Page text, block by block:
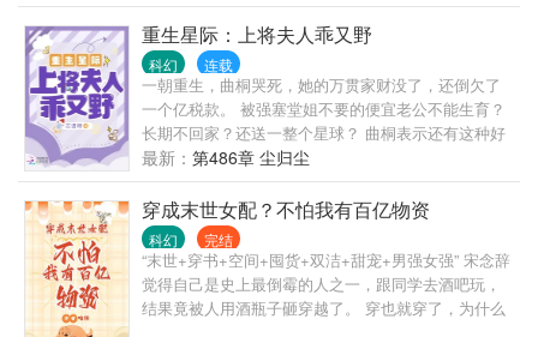
在于焚尸！ 而他，可以通过焚尸，获得尸体生前的属
性、技能、天赋等！ 拥有如此bug级的天赋，前世林
川还是陨落在了杀戮游戏的特殊玩法中！ 重活一世，
回到杀戮游戏降临，末世开启的那一刻！ 这一世，林
川不仅拥有bug级天赋，更是先知先觉，比其他所有人
掌握更多游戏规则，也比其他所有人，都更清楚杀戮
游戏真正的可怕之处！ 这一世，林川必将无敌！
重生星际：上将夫人乖又野
科幻 连载
一朝重生，曲桐哭死，她的万贯家财没了，还倒欠了
一个亿税款。 被强塞堂姐不要的便宜老公不能生育？
长期不回家？还送一整个星球？ 曲桐表示还有这种好
事？ 曲桐小心捂紧自己的满值生育值，敷衍又认真地
扮演大佬的小娇妻。 种植能量果蔬，定时投喂，顺带
爱屋及乌改善了整个小队伙食。 虫族来袭，殿下受
伤，旷课去度，呸！探望。 殿下太高冷，久撩不下，
上网搜攻略，顺带咨询了下离婚如何合理继承老公全
部财产。 隔天，司御霆看了眼热搜，再看一脸心虚的
小娇妻，笑了：“很难，毕竟我只是离婚了，不是死
了。” 人前乖乖巧巧，背后人事不干。 开店被举报，
最新： 第486章 尘归尘
穿成末世女配？不怕我有百亿物资
科幻 完结
“末世+穿书+空间+囤货+双洁+甜宠+男强女强” 宋念辞
觉得自己是史上最倒霉的人之一，跟同学去酒吧玩，
结果竟被人用酒瓶子砸穿越了。 穿也就穿了，为什么